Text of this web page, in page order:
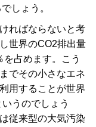
しょう。
ればならないと考
世界のCO2排出量
占めます。こう
でその小さなエネ
用することが世界
うのでしょう
従来型の大気汚染